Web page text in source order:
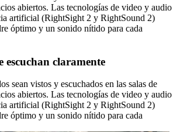
abiertos. Las tecnologías de video y audio
artificial (RightSight 2 y RightSound 2)
óptimo y un sonido nítido para cada
escuchan claramente
sean vistos y escuchados en las salas de
abiertos. Las tecnologías de video y audio
artificial (RightSight 2 y RightSound 2)
óptimo y un sonido nítido para cada